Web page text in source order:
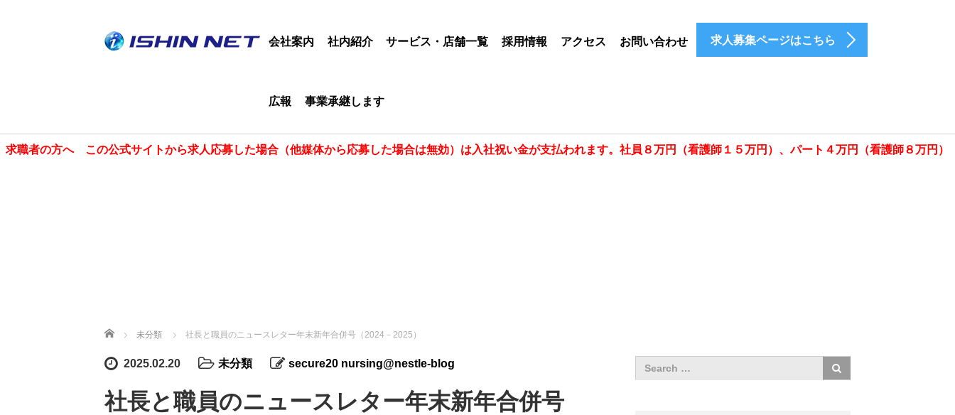
求職者の方へ この公式サイトから求人応募した場合（他媒体から応募した場合は無効）は入社祝い金が支払われます。社員８万円（看護師１５万円）、パート４万円（看護師８万円）
会社案内 社内紹介 サービス・店舗一覧 採用情報 アクセス お問い合わせ
広報 事業承継します
求人募集ページはこちら
ホーム 未分類 社長と職員のニュースレター年末新年合併号（2024－2025）
2025.02.20 未分類 secure20 nursing@nestle-blog
社長と職員のニュースレター年末新年合併号